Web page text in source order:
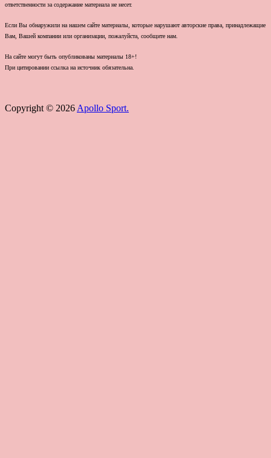
ответственности за содержание материала не несет.
Если Вы обнаружили на нашем сайте материалы, которые нарушают авторские права, принадлежащие
Вам, Вашей компании или организации, пожалуйста, сообщите нам.
На сайте могут быть опубликованы материалы 18+!
При цитировании ссылка на источник обязательна.
Copyright © 2026 Apollo Sport.